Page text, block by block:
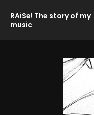
RAiSe! The story of my
music